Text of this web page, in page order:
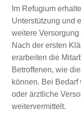
Im Refugium
Unterstützung und
weitere
Nach der ersten
erarbeiten die
Betroffenen, wie
können. Bei
oder ärztliche
weitervermittelt.